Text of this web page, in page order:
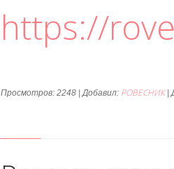
https://
Просмотров: 2248 | Добавил: РОВЕСНИК|